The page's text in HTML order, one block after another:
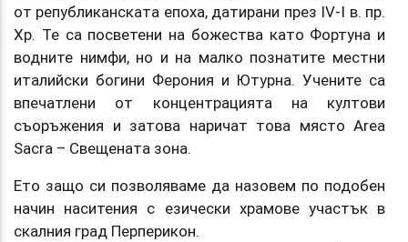
от републиканската епоха, датирани през IV-I в. пр.
Хр. Те са посветени на божества като Фортуна и
водните нимфи, но и на малко познатите местни
италийски богини Ферония и Ютурна. Учените са
впечатлени от концентрацията на култови
съоръжения и затова наричат това място Area
Sacra – Свещената зона.
Ето защо си позволяваме да назовем по подобен
начин наситения с езически храмове участък в
скалния град Перперикон.